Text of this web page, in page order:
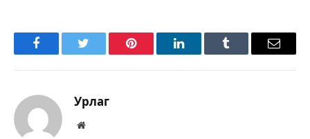
FacebookTwitter Pinterest LinkedInTumblr Имэйл
Урлаг
Вэбсайт